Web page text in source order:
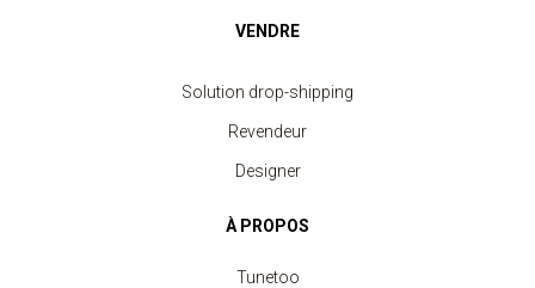
VENDRE
Solution drop-shipping
Revendeur
Designer
À PROPOS
Tunetoo